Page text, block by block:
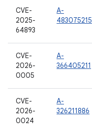
CVE-
2025-
64893
A-
483075215
CVE-
2026-
0005
A-
366405211
CVE-
2026-
0024
A-
326211886